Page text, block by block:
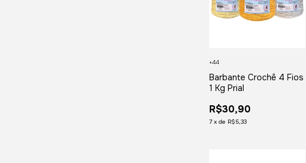
Barbante Crochê 4 Fios
1 Kg Prial
R$30,90
7 xde R$5,33
+44